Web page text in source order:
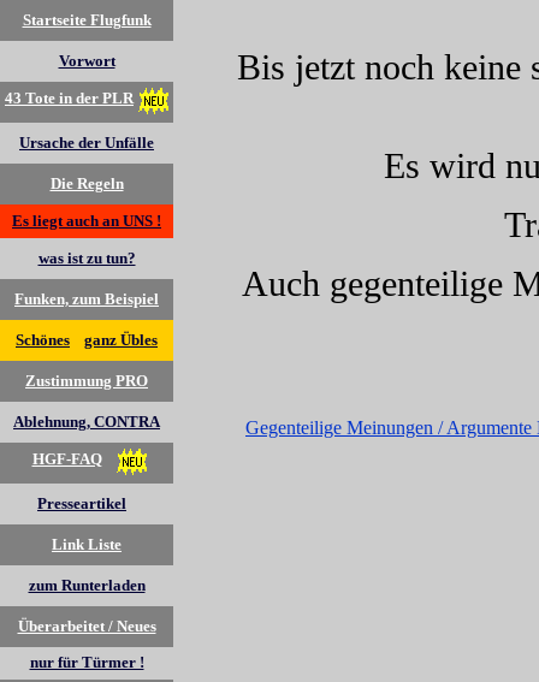
Startseite Flugfunk
Vorwort
43 Tote in der PLR
Ursache der Unfälle
Die Regeln
Es liegt auch an UNS !
was ist zu tun?
Funken, zum Beispiel
Schönes ganz Übles
Zustimmung PRO
Ablehnung, CONTRA
HGF-FAQ
Presseartikel
Link Liste
zum Runterladen
Überarbeitet / Neues
nur für Türmer !
Bis jetzt noch keine
Es wird
Auch gegenteilige
Gegenteilige Meinungen /